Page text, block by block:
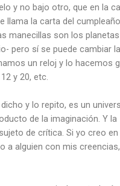
y no bajo otro, que en la
llama la carta del
manecillas son los
pero sí se puede cambiar la
un reloj y lo hacemos
y 20, etc.
y lo repito, es un
de la imaginación. Y la
de crítica. Si yo creo
a alguien con mis